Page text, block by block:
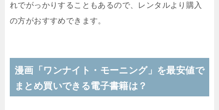
れでがっかりすることもあるので、レンタルより購入
の方がおすすめできます。
漫画「ワンナイト・モーニング」を最安値で
まとめ買いできる電子書籍は？